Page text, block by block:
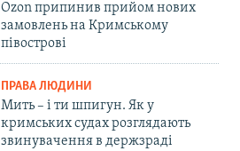
Ozon припинив прийом нових
замовлень на Кримському
півострові
ПРАВА ЛЮДИНИ
Мить – і ти шпигун. Як у
кримських судах розглядають
звинувачення в держзраді